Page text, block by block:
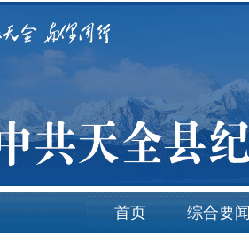
首页 综合要闻